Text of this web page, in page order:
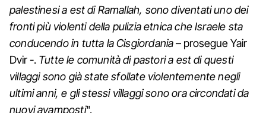
palestinesi a est di Ramallah, sono diventati uno dei
fronti più violenti della pulizia etnica che Israele sta
conducendo in tutta la Cisgiordania– prosegue Yair
Dvir -. Tutte le comunità di pastori a est di questi
villaggi sono già state sfollate violentemente negli
ultimi anni, e gli stessi villaggi sono ora circondati da
nuovi avamposti".